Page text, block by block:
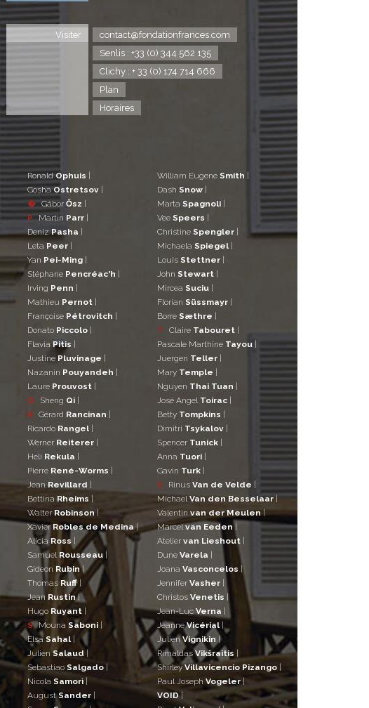
Visiter
contact@fondationfrances.com
Senlis : +33 (0) 344 562 135
Clichy : + 33 (0) 174 714 666
Plan
Horaires
RonaldOphuis |
GoshaOstretsov |
� Gábor Ősz |
P Martin Parr |
DenizPasha |
Leta Peer |
Yan Pei-Ming |
Stéphane Pencréac'h |
Irving Penn |
Mathieu Pernot |
Françoise Pétrovitch |
Donato Piccolo |
Flavia Pitis |
Justine Pluvinage |
Nazanin Pouyandeh |
Laure Prouvost |
Q
Sheng Qi |
R Gérard Rancinan |
Ricardo Rangel |
Werner Reiterer |
Heli Rekula |
Pierre René-Worms |
Jean Revillard |
Bettina Rheims |
Walter Robinson|
Xavier Robles de Medina |
Alicia Ross |
Samuel Rousseau |
Gideon Rubin|
ThomasRuff|
Jean Rustin|
Hugo Ruyant |
S Mouna Saboni |
Elsa Sahal |
JulienSalaud |
Sebastiao Salgado |
Nicola Samorì |
AugustSander |
William Eugene Smith |
Dash Snow |
Marta Spagnoli |
Vee Speers |
Christine Spengler |
Michaela Spiegel |
Louis Stettner |
John Stewart |
Mircea Suciu |
Florian Süssmayr |
Borre Sæthre |
T
Claire Tabouret |
Pascale Marthine Tayou |
Juergen Teller |
Mary Temple |
Nguyen Thai Tuan |
José Angel Toirac |
Betty Tompkins |
Dimitri Tsykalov |
Spencer Tunick |
Anna Tuori |
Gavin Turk |
V
Rinus Van de Velde |
Michael Van den Besselaar|
Valentin van der Meulen|
Marcelvan Eeden|
Atelier van Lieshout |
Dune Varela |
Joana Vasconcelos |
Jennifer Vasher |
Christos Venetis |
Jean-Luc Verna |
JeanneVicérial |
JulienVignikin |
RimaldasVikšraitis |
ShirleyVillavicencio Pizango |
Paul Joseph Vogeler |
VOID|